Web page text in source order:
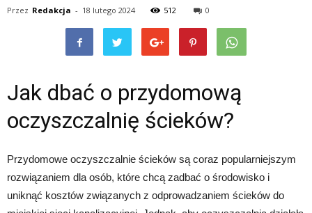
Przez Redakcja - 18 lutego 2024 512 0
Jak dbać o przydomową
oczyszczalnię ścieków?
Przydomowe oczyszczalnie ścieków są coraz popularniejszym
rozwiązaniem dla osób, które chcą zadbać o środowisko i
uniknąć kosztów związanych z odprowadzaniem ścieków do